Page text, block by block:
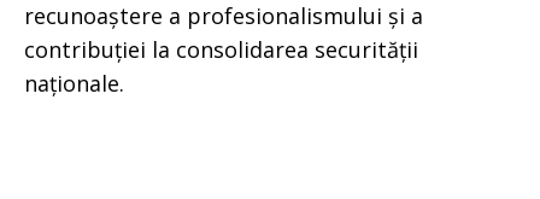
recunoaștere a profesionalismului și a
contribuției la consolidarea securității
naționale.